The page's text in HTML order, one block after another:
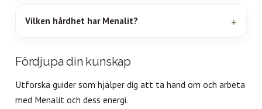
Vilken hårdhet har Menalit?
Fördjupa din kunskap
Utforska guider som hjälper dig att ta hand om och arbeta
med Menalit och dess energi.